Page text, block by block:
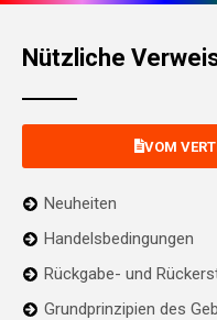
Nützliche
VOM
Neuheiten
Handelsbedingungen
Rückgabe- und
Grundprinzipien des